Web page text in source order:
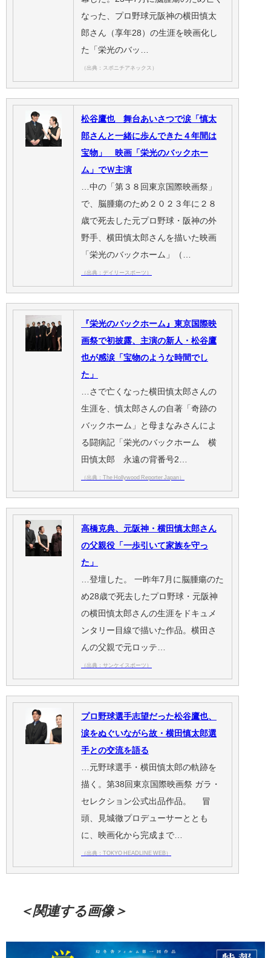
なった、プロ野球元阪神の横田慎太
郎さん（享年28）の生涯を映画化し
た「栄光のバッ…
（出典：スポニチアネックス）
松谷鷹也 舞台あいさつで涙「慎太
郎さんと一緒に歩んできた４年間は
宝物」 映画「栄光のバックホー
ム」でＷ主演
…中の「第３８回東京国際映画祭」
で、脳腫瘍のため２０２３年に２８
歳で死去した元プロ野球・阪神の外
野手、横田慎太郎さんを描いた映画
「栄光のバックホーム」（…
（出典：デイリースポーツ）
『栄光のバックホーム』東京国際映
画祭で初披露、主演の新人・松谷鷹
也が感涙「宝物のような時間でし
た」
…さで亡くなった横田慎太郎さんの
生涯を、慎太郎さんの自著「奇跡の
バックホーム」と母まなみさんによ
る闘病記「栄光のバックホーム 横
田慎太郎 永遠の背番号2…
（出典：The Hollywood Reporter Japan）
高橋克典、元阪神・横田慎太郎さん
の父親役「一歩引いて家族を守っ
た」
…登壇した。 一昨年7月に脳腫瘍のた
め28歳で死去したプロ野球・元阪神
の横田慎太郎さんの生涯をドキュメ
ンタリー目線で描いた作品。横田さ
んの父親で元ロッテ…
（出典：サンケイスポーツ）
プロ野球選手志望だった松谷鷹也、
涙をぬぐいながら故・横田慎太郎選
手との交流を語る
…元野球選手・横田慎太郎の軌跡を
描く。第38回東京国際映画祭 ガラ・
セレクション公式出品作品。 冒
頭、見城徹プロデューサーととも
に、映画化から完成まで…
（出典：TOKYO HEADLINE WEB）
＜関連する画像＞